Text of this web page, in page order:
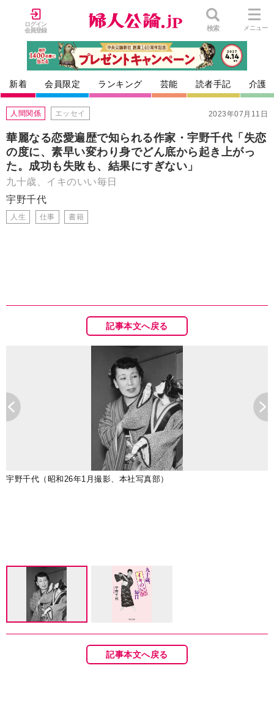
ログイン
会員登録
検索 メニュー
新着 会員限定 ランキング 芸能 読者手記 介護
2023年07月11日
人間関係 エッセイ
華麗なる恋愛遍歴で知られる作家・宇野千代「失恋
の度に、素早い変わり身でどん底から起き上がっ
た。成功も失敗も、結果にすぎない」
九十歳、イキのいい毎日
宇野千代
人生 仕事 書籍
記事本文へ戻る
宇野千代（昭和26年1月撮影、本社写真部）
記事本文へ戻る